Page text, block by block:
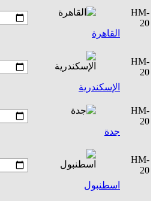
HM-
20
القاهرة
HM-
20
الإسكندرية
HM-
20
جدة
HM-
20
اسطنبول